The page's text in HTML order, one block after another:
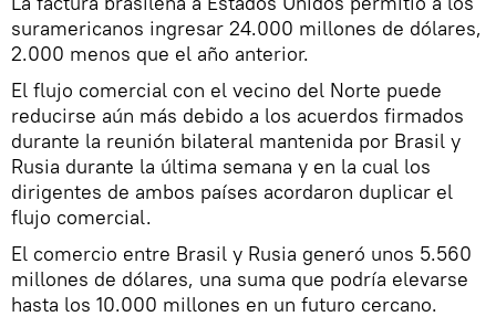
suramericanos ingresar 24.000 millones de dólares,
2.000 menos que el año anterior.
El flujo comercial con el vecino del Norte puede
reducirse aún más debido a los acuerdos firmados
durante la reunión bilateral mantenida por Brasil y
Rusia durante la última semana y en la cual los
dirigentes de ambos países acordaron duplicar el
flujo comercial.
El comercio entre Brasil y Rusia generó unos 5.560
millones de dólares, una suma que podría elevarse
hasta los 10.000 millones en un futuro cercano.